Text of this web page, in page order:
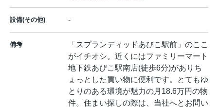
設備(その他) -
備考
「スプランディッドあびこ駅前」のここ
がイチオシ。近くにはファミリーマート
地下鉄あびこ駅南店(徒歩6分)がありち
ょっとした買い物に便利です。とてもゆ
とりのある環境が魅力の月18.6万円の物
件。住まい探しの際は、当社へとお問い